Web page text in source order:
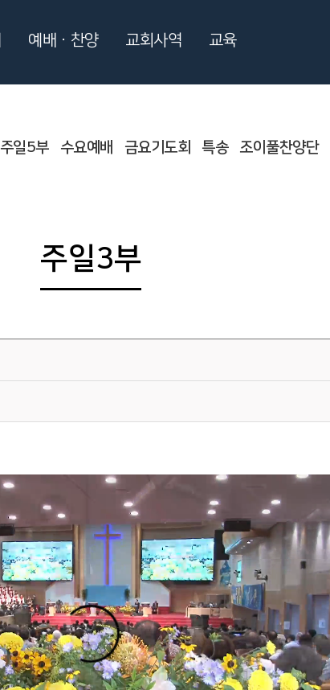
주일5부 수요예배 금요기도회 특송 조이풀찬양단
주일3부
예배ㆍ찬양 교회사역 교육